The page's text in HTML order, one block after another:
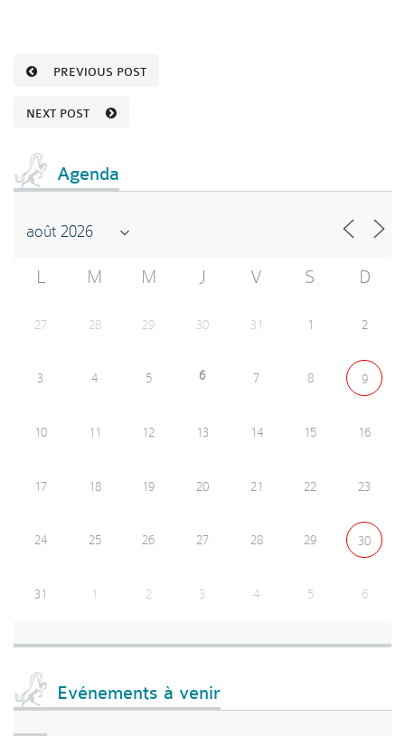
PREVIOUS POST
NEXT POST
Agenda
L M M J V S D
27 28 29 30 31 1 2
3 4 5 6 7 8 9
10 11 12 13 14 15 16
17 18 19 20 21 22 23
24 25 26 27 28 29 30
31 1 2 3 4 5 6
Evénements à venir